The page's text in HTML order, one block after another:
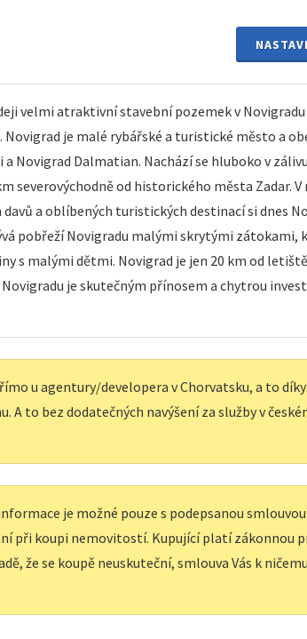
velmi atraktivní stavební pozemek v
je malé rybářské a turistické město a
Novigrad Dalmatian. Nachází se hluboko v
severovýchodně od historického města Zadar.
a oblíbených turistických destinací si dnes
pobřeží Novigradu malými skrytými
s malými dětmi. Novigrad je jen 20 km od
je skutečným přínosem a chytrou
u agentury/developera v Chorvatsku, a to
to bez dodatečných navýšení za služby v
je možné pouze s podepsanou
při koupi nemovitostí. Kupující platí zákonnou
že se koupě neuskuteční, smlouva Vás k